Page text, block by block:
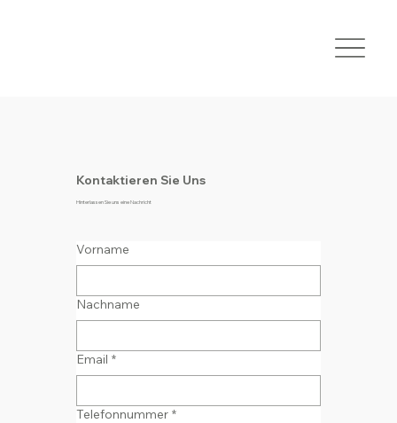
Kontaktieren Sie Uns
Hinterlassen Sie uns eine Nachricht
Vorname
Nachname
Email *
Telefonnummer *